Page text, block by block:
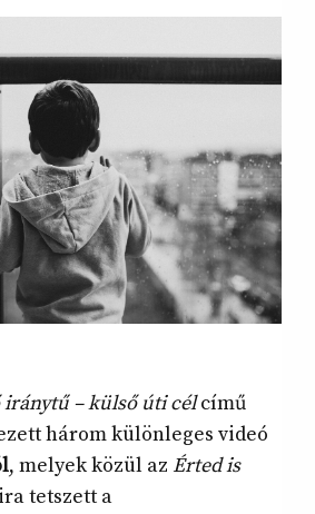
iránytű – külső úti célcímű
három különleges videó
, melyek közül az Érted is
tetszett a